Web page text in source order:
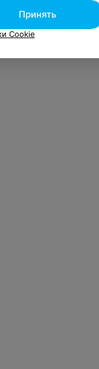
Принять
Cookie